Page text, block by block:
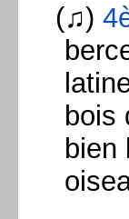
(♫)
bois
bien